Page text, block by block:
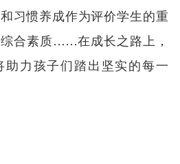
习惯养成作为评价学生的重
合素质……在成长之路上，
力孩子们踏出坚实的每一